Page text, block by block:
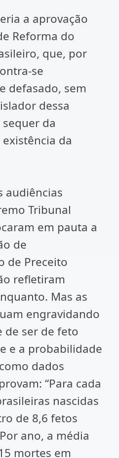
a aprovação
Reforma do
que, por
se
defasado, sem
dessa
da
da
audiências
Tribunal
em pauta a
de
de Preceito
refletiram
Mas as
engravidando
de ser de feto
e a probabilidade
dados
“Para cada
nascidas
de 8,6 fetos
ano, a média
mortes em